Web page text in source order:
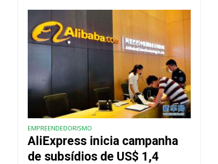
EMPREENDEDORISMO
AliExpress inicia campanha
de subsídios de US$ 1,4